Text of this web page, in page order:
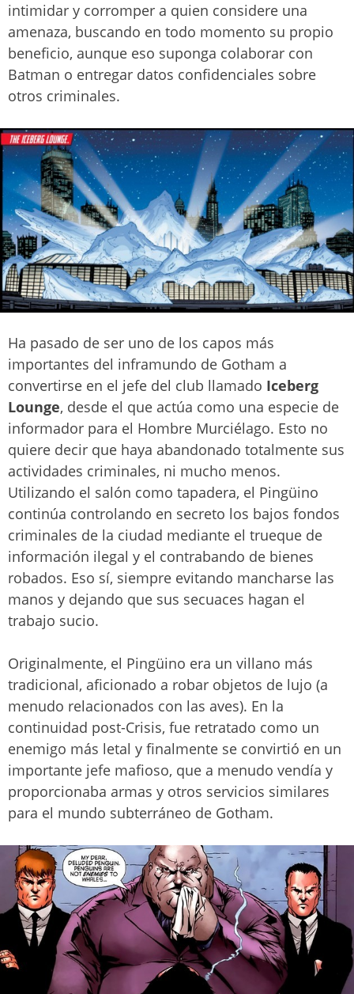
intimidar y corromper a quien considere una
amenaza, buscando en todo momento su propio
beneficio, aunque eso suponga colaborar con
Batman o entregar datos confidenciales sobre
otros criminales.
Ha pasado de ser uno de los capos más
importantes del inframundo de Gotham a
convertirse en el jefe del club llamado Iceberg
Lounge, desde el que actúa como una especie de
informador para el Hombre Murciélago. Esto no
quiere decir que haya abandonado totalmente sus
actividades criminales, ni mucho menos.
Utilizando el salón como tapadera, el Pingüino
continúa controlando en secreto los bajos fondos
criminales de la ciudad mediante el trueque de
información ilegal y el contrabando de bienes
robados. Eso sí, siempre evitando mancharse las
manos y dejando que sus secuaces hagan el
trabajo sucio.
Originalmente, el Pingüino era un villano más
tradicional, aficionado a robar objetos de lujo (a
menudo relacionados con las aves). En la
continuidad post-Crisis, fue retratado como un
enemigo más letal y finalmente se convirtió en un
importante jefe mafioso, que a menudo vendía y
proporcionaba armas y otros servicios similares
para el mundo subterráneo de Gotham.